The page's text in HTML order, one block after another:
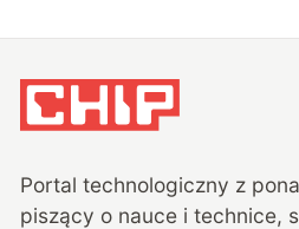
Portal technologiczny z
piszący o nauce i technice,